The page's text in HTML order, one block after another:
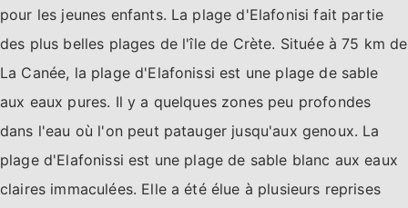
pour les jeunes enfants. La plage d'Elafonisi fait partie
des plus belles plages de l'île de Crète. Située à 75 km de
La Canée, la plage d'Elafonissi est une plage de sable
aux eaux pures. Il y a quelques zones peu profondes
dans l'eau où l'on peut patauger jusqu'aux genoux. La
plage d'Elafonissi est une plage de sable blanc aux eaux
claires immaculées. Elle a été élue à plusieurs reprises